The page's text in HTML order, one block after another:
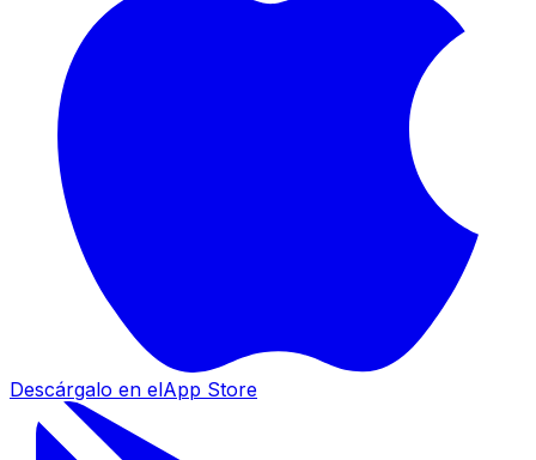
Descárgalo en elApp Store